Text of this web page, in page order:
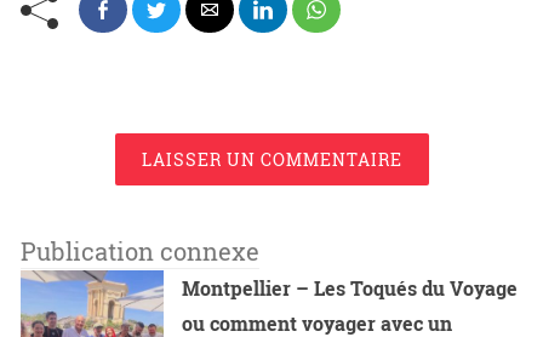
LAISSER UN COMMENTAIRE
Publication connexe
Montpellier – Les Toqués du Voyage
ou comment voyager avec un